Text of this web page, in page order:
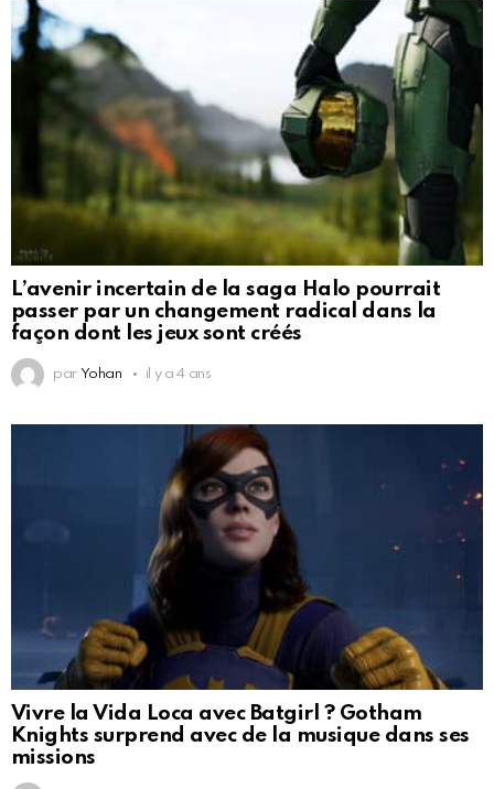
L’avenir incertain de la saga Halo pourrait
passer par un changement radical dans la
façon dont les jeux sont créés
par Yohan il y a 4 ans
Vivre la Vida Loca avec Batgirl ? Gotham
Knights surprend avec de la musique dans ses
missions